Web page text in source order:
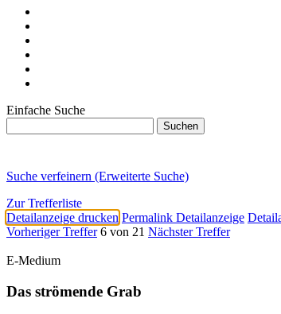
Einfache Suche
Suche verfeinern (Erweiterte Suche)
Zur Trefferliste
Detailanzeige drucken Permalink Detailanzeige
Vorheriger Treffer 6 von 21 Nächster Treffer
E-Medium
Das strömende Grab